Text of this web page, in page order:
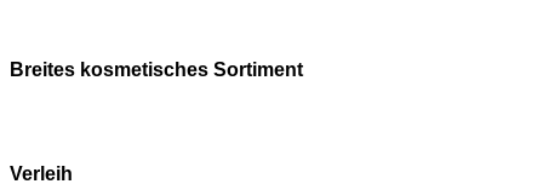
Breites kosmetisches Sortiment
Verleih